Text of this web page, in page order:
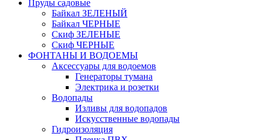
Пруды садовые
Байкал ЗЕЛЕНЫЙ
Байкал ЧЕРНЫЕ
Скиф ЗЕЛЕНЫЕ
Скиф ЧЕРНЫЕ
ФОНТАНЫ И ВОДОЕМЫ
Аксессуары для водоемов
Генераторы тумана
Электрика и розетки
Водопады
Изливы для водопадов
Искусственные водопады
Гидроизоляция